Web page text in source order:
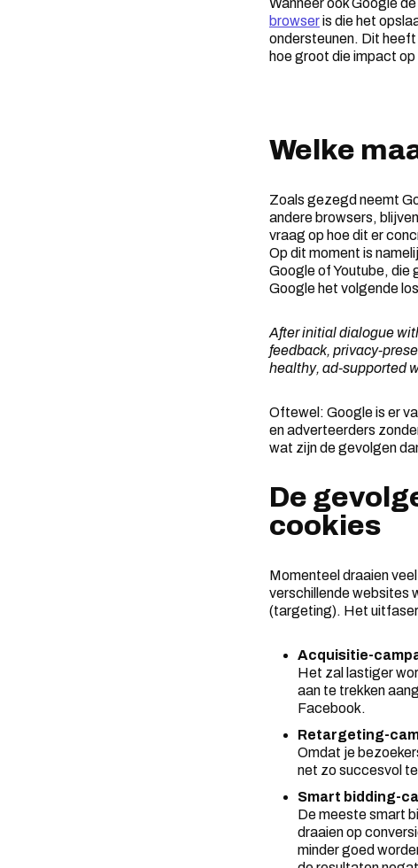
Wanneer ook Google
browseris die het
ondersteunen. Dit heeft
hoe groot die impact
Welke
Zoals gezegd neemt
andere browsers,
vraag op hoe dit er
Op dit moment is
Google of Youtube, die
Google het volgende
After initial dialogue
feedback, privacy-
healthy, ad-supported
Oftewel: Google is er
en adverteerders
wat zijn de gevolgen
De
cookies
Momenteel draaien
verschillende websites
(targeting). Het
Acquisitie-
Het zal lastiger
aan te trekken
Facebook.
Retargeting-
Omdat je
net zo succesvol
Smart bidding-
De meeste smart
draaien op
minder goed